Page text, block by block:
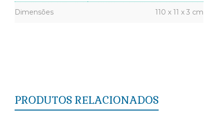
Dimensões 110 x 11 x 3 cm
PRODUTOS RELACIONADOS